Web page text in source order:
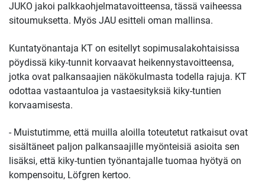
JUKO jakoi palkkaohjelmatavoitteensa, tässä vaiheessa
sitoumuksetta. Myös JAU esitteli oman mallinsa.
Kuntatyönantaja KT on esitellyt sopimusalakohtaisissa
pöydissä kiky-tunnit korvaavat heikennystavoitteensa,
jotka ovat palkansaajien näkökulmasta todella rajuja. KT
odottaa vastaantuloa ja vastaesityksiä kiky-tuntien
korvaamisesta.
- Muistutimme, että muilla aloilla toteutetut ratkaisut ovat
sisältäneet paljon palkansaajille myönteisiä asioita sen
lisäksi, että kiky-tuntien työnantajalle tuomaa hyötyä on
kompensoitu, Löfgren kertoo.